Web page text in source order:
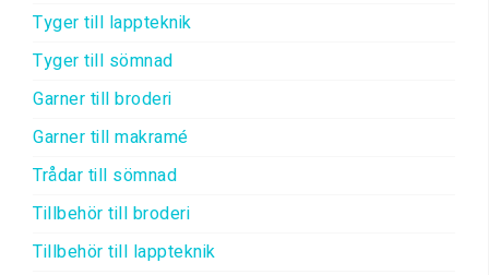
Tyger till lappteknik
Tyger till sömnad
Garner till broderi
Garner till makramé
Trådar till sömnad
Tillbehör till broderi
Tillbehör till lappteknik